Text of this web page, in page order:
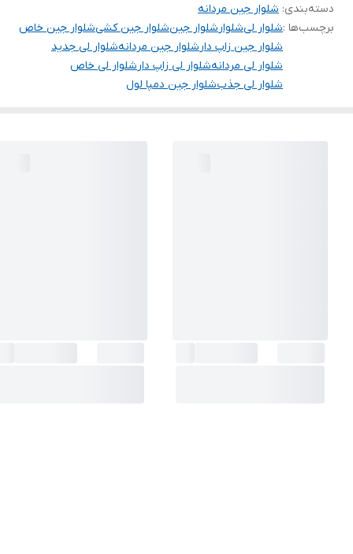
دسته‌بندی: شلوار جین مردانه
برچسب‌ها :شلوار لیشلوار شلوار جینشلوار جین کشیشلوار جین خاص
شلوار جین زاپ دار شلوار جین مردانهشلوار لی جدید
شلوار لی مردانهشلوار لی زاپ دار شلوار لی خاص
شلوار لی جذبشلوار جین دمپا لول